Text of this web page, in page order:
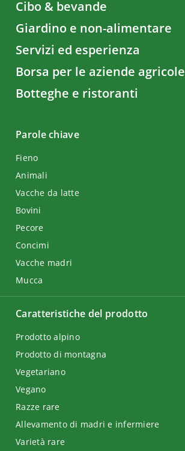
Cibo & bevande
Giardino e non-alimentare
Servizi ed esperienza
Borsa per le aziende agricole
Botteghe e ristoranti
Parole chiave
Fieno
Animali
Vacche da latte
Bovini
Pecore
Concimi
Vacche madri
Mucca
Caratteristiche del prodotto
Prodotto alpino
Prodotto di montagna
Vegetariano
Vegano
Razze rare
Allevamento di madri e infermiere
Varietà rare